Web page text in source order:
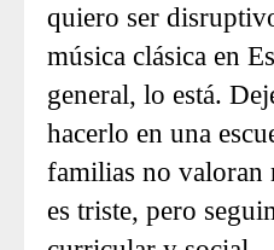
quiero ser
música clásica en
general, lo está.
hacerlo en una
familias no valoran
es triste, pero